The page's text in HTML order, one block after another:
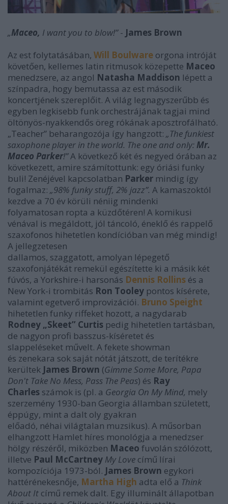
„Maceo, I want you to blow!”- James Brown
Az est folytatásában, Will Boulware orgona intróját
követően, kellemes latin ritmusok közepette Maceo
menedzsere, az angol Natasha Maddison lépett a
színpadra, hogy bemutassa az est második
koncertjének szereplőit. A világ legnagyszerűbb és
egyben legkisebb funk orchestrájának tagjai mind
öltönyös-nyakkendős öreg rókának aposztrofálható.
„Teacher” beharangozója így hangzott: „The funkiest
saxophone player in the world. The one and only: Mr.
Maceo Parker!”A következő két és negyed órában az
következett, amire számítottunk: egy óriási funky
buli! Zenéjével kapcsolatban Parker mindig így
fogalmaz: „98% funky stuff, 2% jazz”. A kamaszoktól
kezdve a 70 év körüli néniig mindenki
folyamatosan ropta a küzdőtéren! A komikusi
vénával is megáldott, jól táncoló, éneklő és rappelő
szaxofonos hihetetlen kondícióban van még mindig!
A jellegzetesen
dallamos, szaggatott, amolyan lépegető
szaxofonjátékát remekül egészítette ki a másik két
fúvós, a Yorkshire-i harsonás Dennis Rollins és a
New York-i trombitás Ron Tooley pontos kísérete,
valamint egetverő improvizációi. Bruno Speight
hihetetlen funky riffeket hozott, a nagydarab
Rodney „Skeet” Curtis pedig hihetetlen tartásban,
de nagyon profi basszus-kíséretet és
slappeléseket művelt. A fekete showman
és zenekara sok saját nótát játszott, de terítékre
kerültek James Brown (Gimme Some More, Papa
Don't Take No Mess, Pass The Peas) és Ray
Charles számok is (pl. a Georgia On My Mind, mely
szerzemény 1930-ban Georgia államban született,
éppúgy, mint a dalt oly gyakran
előadó, néhai világtalan muzsikus). A műsorban
elhangzott Hamlet híres monológja a menedzser
hölgy részéről, miközben Maceo fuvolán szólózott,
illetve Paul McCartney My Love című lírai
kompozíciója 1973-ból. James Brown egykori
hattérénekesnője, Martha High adta elő a Think
About It című remek dalt. Egy illuminált állapotban